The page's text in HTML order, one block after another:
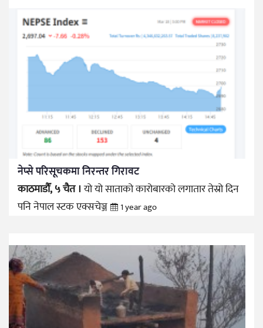
नेप्से परिसूचकमा निरन्तर गिरावट
काठमाडौँ, ५ चैत ।यो यो साताको कारोबारको लगातार तेस्रो दिन
पनि नेपाल स्टक एक्सचेञ्ज
1 year ago